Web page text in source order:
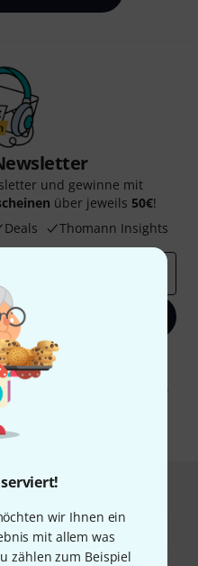
wir Ihnen ein
mit allem was
zählen zum Beispiel
und gewinne mit
über jeweils 50€!
Deals Thomann Insights
Sie dem Erhalt von E-Mail-
Nutzungsverhaltens zu. Die
Informationen finden Sie in